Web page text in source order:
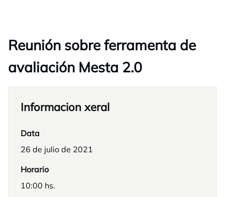
Reunión sobre ferramenta de
avaliación Mesta 2.0
Informacion xeral
Data
26 de julio de 2021
Horario
10:00 hs.